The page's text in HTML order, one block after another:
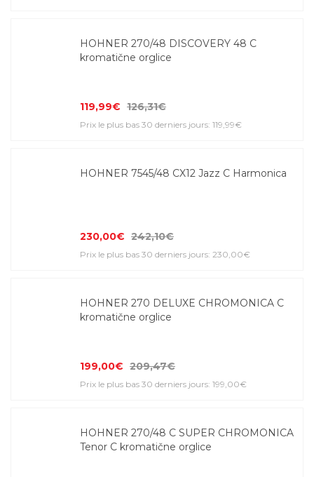
HOHNER 270/48 DISCOVERY 48 C
kromatične orglice
119,99€ 126,31€
Prix le plus bas 30 derniers jours: 119,99€
HOHNER 7545/48 CX12 Jazz C Harmonica
230,00€ 242,10€
Prix le plus bas 30 derniers jours: 230,00€
HOHNER 270 DELUXE CHROMONICA C
kromatične orglice
199,00€ 209,47€
Prix le plus bas 30 derniers jours: 199,00€
HOHNER 270/48 C SUPER CHROMONICA
Tenor C kromatične orglice